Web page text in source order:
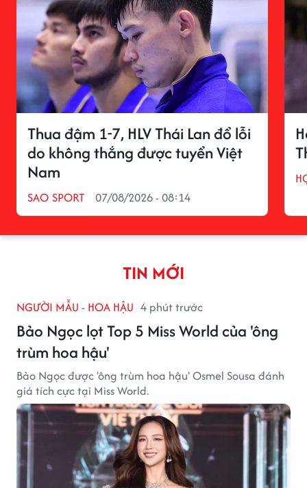
Thua đậm 1-7, HLV Thái Lan đổ lỗi
do không thắng được tuyển Việt
Nam
SAO SPORT 07/08/2026 - 08:14
TIN MỚI
NGƯỜI MẪU - HOA HẬU 4 phút trước
Bảo Ngọc lọt Top 5 Miss World của 'ông
trùm hoa hậu'
Bảo Ngọc được 'ông trùm hoa hậu' Osmel Sousa đánh
giá tích cực tại Miss World.